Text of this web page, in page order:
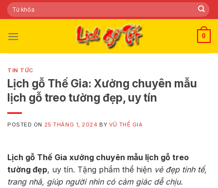
Skip
to
Tìm
kiếm:
0
TIN TỨC
Lịch gỗ Thế Gia: Xưởng chuyên mẫu
lịch gỗ treo tường đẹp, uy tín
POSTED ON 25 THÁNG 1, 2024 BY VŨ THẾ GIA
Lịch gỗ Thế Gia xưởng chuyên mẫu lịch gỗ treo
tường đẹp, uy tín. Tặng phẩm thể hiện vẻ đẹp tinh tế,
trang nhã, giúp người nhìn có cảm giác dễ chịu.